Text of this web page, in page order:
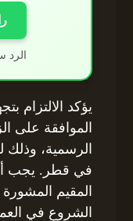
الرد
يؤكد الالتزام
الموافقة على
الرسمية، وذلك
في قطر. يجب
المقيم
الشروع في